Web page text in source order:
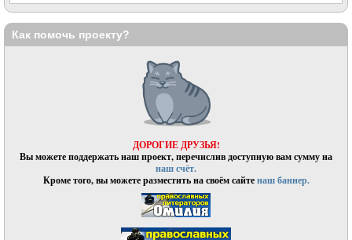
Как помочь проекту?
ДОРОГИЕ ДРУЗЬЯ!
Вы можете поддержать наш проект, перечислив доступную вам сумму на
наш счёт.
Кроме того, вы можете разместить на своём сайтенаш баннер.